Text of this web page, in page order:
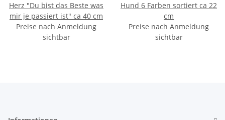
Herz "Du bist das Beste was
mir je passiert ist" ca 40 cm
Preise nach Anmeldung
sichtbar
Hund 6 Farben sortiert ca 22
cm
Preise nach Anmeldung
sichtbar